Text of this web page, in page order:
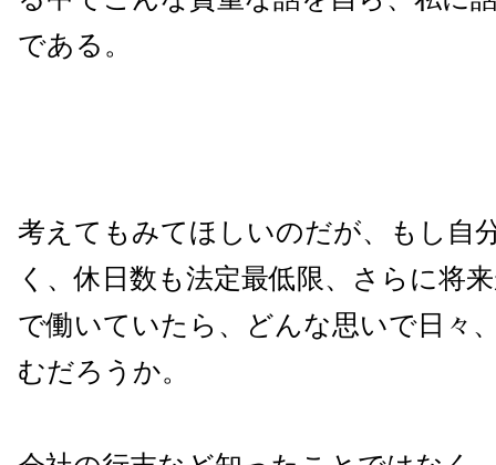
である。
考えてもみてほしいのだが、もし自
く、休日数も法定最低限、さらに将
で働いていたら、どんな思いで日々
むだろうか。